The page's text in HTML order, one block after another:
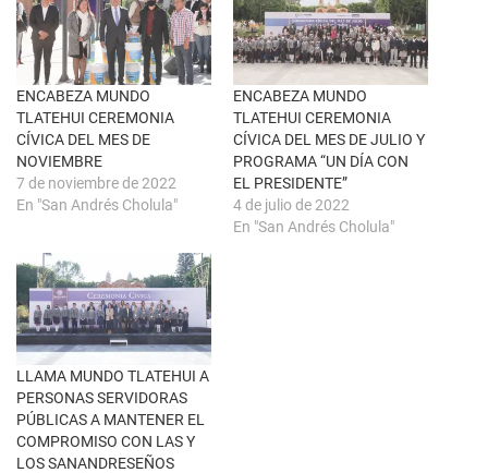
n
u
n
a
v
e
n
t
a
n
a
n
u
v
a
c
b
o
o
k
(
S
e
r
e
e
v
e
n
t
a
n
a
n
u
e
v
a
)
ENCABEZA MUNDO
TLATEHUI CEREMONIA
CÍVICA DEL MES DE
NOVIEMBRE
7 de noviembre de 2022
En "San Andrés Cholula"
ENCABEZA MUNDO
TLATEHUI CEREMONIA
CÍVICA DEL MES DE JULIO Y
PROGRAMA “UN DÍA CON
EL PRESIDENTE”
4 de julio de 2022
En "San Andrés Cholula"
LLAMA MUNDO TLATEHUI A
PERSONAS SERVIDORAS
PÚBLICAS A MANTENER EL
COMPROMISO CON LAS Y
LOS SANANDRESEÑOS